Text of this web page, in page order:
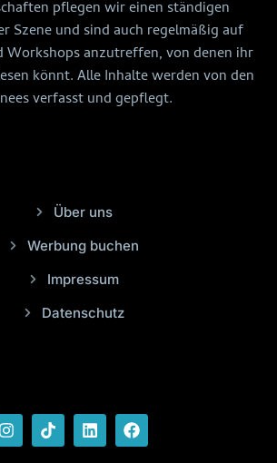
pflegen wir einen ständigen
Szene und sind auch regelmäßig auf
Workshops anzutreffen, von denen ihr
könnt. Alle Inhalte werden von den
verfasst und gepflegt.
Über uns
Werbung buchen
Impressum
Datenschutz